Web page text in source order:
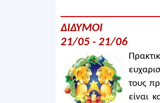
ΔΙΔΥΜΟΙ
21/05 - 21/06
τους
είναι